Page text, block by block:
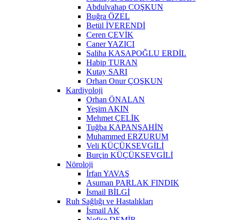
Abdulvahap COŞKUN
Buğra ÖZEL
Betül İVERENDİ
Ceren ÇEVİK
Caner YAZICI
Saliha KASAPOĞLU ERDİL
Habip TURAN
Kutay SARI
Orhan Onur ÇOŞKUN
Kardiyoloji
Orhan ÖNALAN
Yeşim AKIN
Mehmet ÇELİK
Tuğba KAPANŞAHİN
Muhammed ERZURUM
Veli KÜÇÜKSEVGİLİ
Burçin KÜÇÜKSEVGİLİ
Nöroloji
İrfan YAVAŞ
Asuman PARLAK FINDIK
İsmail BİLGİ
Ruh Sağlığı ve Hastalıkları
İsmail AK